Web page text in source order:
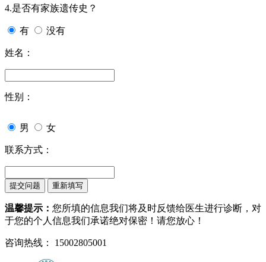
4.是否有家族遗传史？
有 没有
姓名：
性别：
男 女
联系方式：
温馨提示： 您所填的信息我们将及时反馈给医生进行诊断，对
于您的个人信息我们承诺绝对保密！请您放心！
咨询热线： 15002805001